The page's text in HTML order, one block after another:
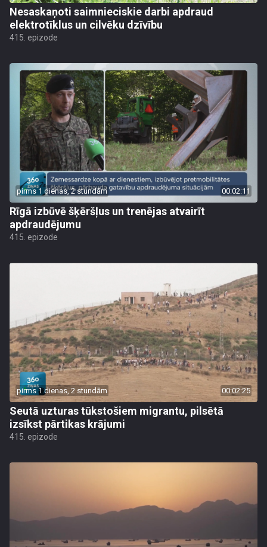
Nesaskaņoti saimnieciskie darbi apdraud
elektrotīklus un cilvēku dzīvību
415. epizode
pirms 1 dienas, 2 stundām 00:02:11
Rīgā izbūvē šķēršļus un trenējas atvairīt
apdraudējumu
415. epizode
pirms 1 dienas, 2 stundām 00:02:25
Seutā uzturas tūkstošiem migrantu, pilsētā
izsīkst pārtikas krājumi
415. epizode